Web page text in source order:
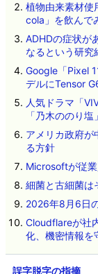
植物由来素材使
cola」を飲んで
ADHDの症状が
なるという研究
Google「Pixel
デルにTensor
人気ドラマ「
「乃木ののり
アメリカ政府が
る方針
Microsoftが従
細菌と古細菌は
2026年8月6日
Cloudflareが社
化、機密情報を